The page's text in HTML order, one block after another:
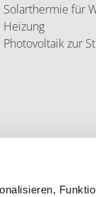
Solarthermie für
Heizung
Photovoltaik zur